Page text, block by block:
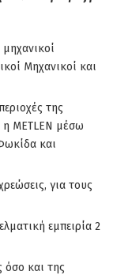
Μηχανικοί και
της
η METLEN μέσω
και
για τους
εμπειρία 2
όσο και της